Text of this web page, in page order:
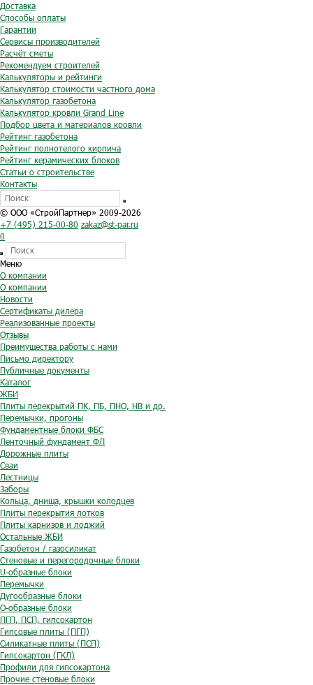
Доставка
Способы оплаты
Гарантии
Сервисы производителей
Расчёт сметы
Рекомендуем строителей
Калькуляторы и рейтинги
Калькулятор стоимости частного дома
Калькулятор газобетона
Калькулятор кровли Grand Line
Подбор цвета и материалов кровли
Рейтинг газобетона
Рейтинг полнотелого кирпича
Рейтинг керамических блоков
Статьи о строительстве
Контакты
© ООО «СтройПартнер» 2009-2026
+7 (495) 215-00-80 zakaz@st-par.ru
0
Меню
О компании
О компании
Новости
Сертификаты дилера
Реализованные проекты
Отзывы
Преимущества работы с нами
Письмо директору
Публичные документы
Каталог
ЖБИ
Плиты перекрытий ПК, ПБ, ПНО, НВ и др.
Перемычки, прогоны
Фундаментные блоки ФБС
Ленточный фундамент ФЛ
Дорожные плиты
Сваи
Лестницы
Заборы
Кольца, днища, крышки колодцев
Плиты перекрытия лотков
Плиты карнизов и лоджий
Остальные ЖБИ
Газобетон / газосиликат
Стеновые и перегородочные блоки
U-образные блоки
Перемычки
Дугообразные блоки
O-образные блоки
ПГП, ПСП, гипсокартон
Гипсовые плиты (ПГП)
Силикатные плиты (ПСП)
Гипсокартон (ГКЛ)
Профили для гипсокартона
Прочие стеновые блоки